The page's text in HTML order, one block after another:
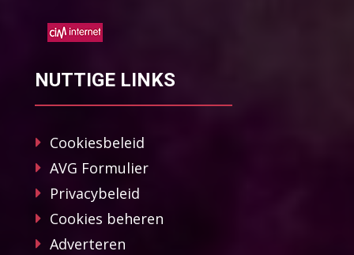
NUTTIGE LINKS
Cookiesbeleid
AVG Formulier
Privacybeleid
Cookies beheren
Adverteren